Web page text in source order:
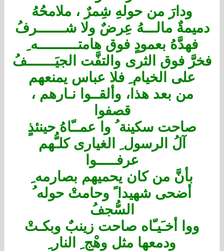
ودارَ من حولهِ شِمرٌ ، ملامحُهُ
دميمةٌ مالـــهُ عِرضٌ ولا شـــــــرفُ
فهدَّهُ بعمودٍ فوق هامتــــــــــه ِ
فخرَّ فوق الثرى والتفَّت الجيَـــــــفُ
على الخيام ِ فلا عباس يمنعهم
من بعد هذا، وألقــوا نـارهم ،
قصفوا
صاحت سكينة ُ وا عمــّاهُ حينئذٍ
آلُ الرسول ِ الغيارى كلـُّهم
عرفـــــوا
بأنَّ من كان يحميهم بصارمه ِ
أضحى شهيدا ً وحامتْ حوله ُ
السُّجفُ
ووا أخـَيـّاه صاحت زينبٌ وبكـتْ
ودمعها مثل وهْج ِ النار ِ